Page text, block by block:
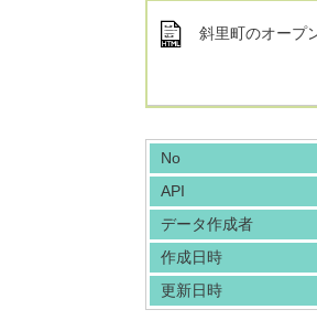
斜里町のオープ
No
API
データ作成者
作成日時
更新日時